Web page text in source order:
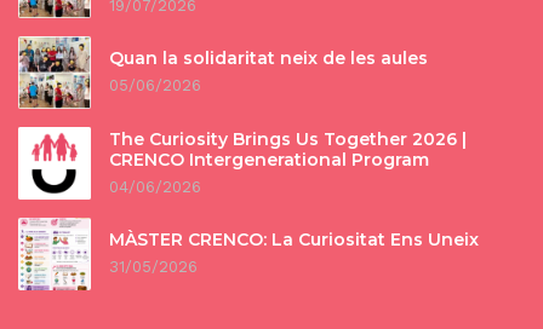
19/07/2026
Quan la solidaritat neix de les aules
05/06/2026
The Curiosity Brings Us Together 2026 |
CRENCO Intergenerational Program
04/06/2026
MÀSTER CRENCO: La Curiositat Ens Uneix
31/05/2026